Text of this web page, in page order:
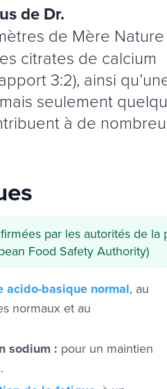
de Dr.
de Mère Nature
citrates de calcium
3:2), ainsi
seulement
à de
par les autorités de la
Food Safety Authority)
acido-basique normal, au
normaux et au
sodium : pour un maintien
.